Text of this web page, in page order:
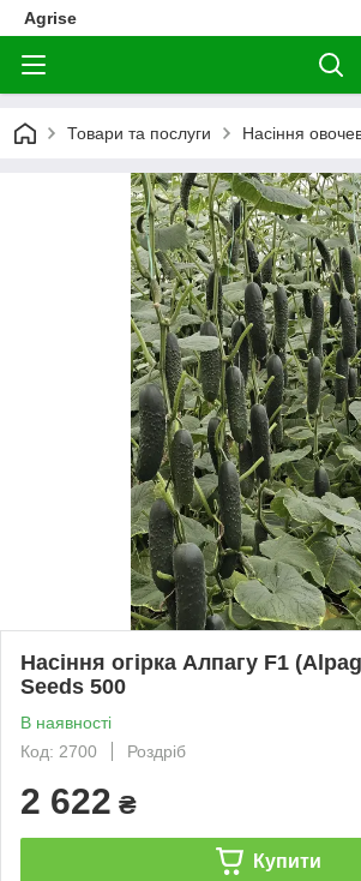
Agrise
Товари та послуги Насіння
Насіння огірка Алпагу F1
Seeds 500
В наявності
Код: 2700
Роздріб
2 622 ₴
Купити